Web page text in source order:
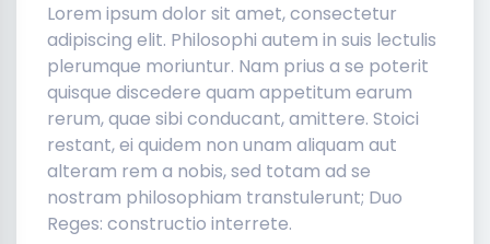
Lorem ipsum dolor sit amet, consectetur
adipiscing elit. Philosophi autem in suis lectulis
plerumque moriuntur. Nam prius a se poterit
quisque discedere quam appetitum earum
rerum, quae sibi conducant, amittere. Stoici
restant, ei quidem non unam aliquam aut
alteram rem a nobis, sed totam ad se
nostram philosophiam transtulerunt; Duo
Reges: constructio interrete.